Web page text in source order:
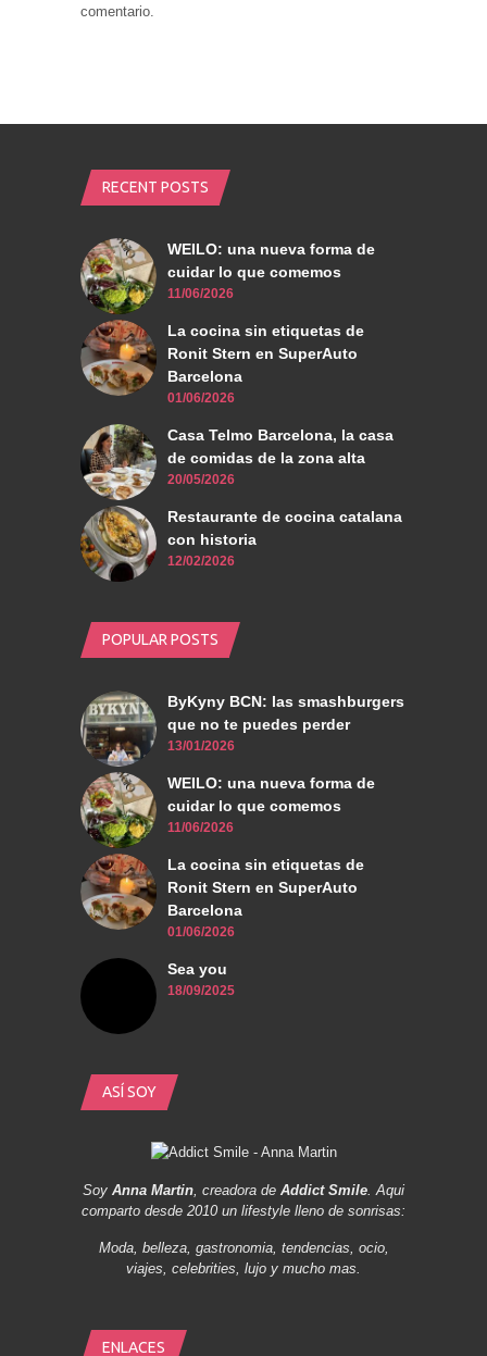
comentario.
RECENT POSTS
WEILO: una nueva forma de
cuidar lo que comemos
11/06/2026
La cocina sin etiquetas de
Ronit Stern en SuperAuto
Barcelona
01/06/2026
Casa Telmo Barcelona, la casa
de comidas de la zona alta
20/05/2026
Restaurante de cocina catalana
con historia
12/02/2026
POPULAR POSTS
ByKyny BCN: las smashburgers
que no te puedes perder
13/01/2026
WEILO: una nueva forma de
cuidar lo que comemos
11/06/2026
La cocina sin etiquetas de
Ronit Stern en SuperAuto
Barcelona
01/06/2026
Sea you
18/09/2025
ASÍ SOY
Soy Anna Martin , creadora de Addict Smile . Aqui
comparto desde 2010 un lifestyle lleno de sonrisas:
Moda, belleza, gastronomia, tendencias, ocio,
viajes, celebrities, lujo y mucho mas.
ENLACES